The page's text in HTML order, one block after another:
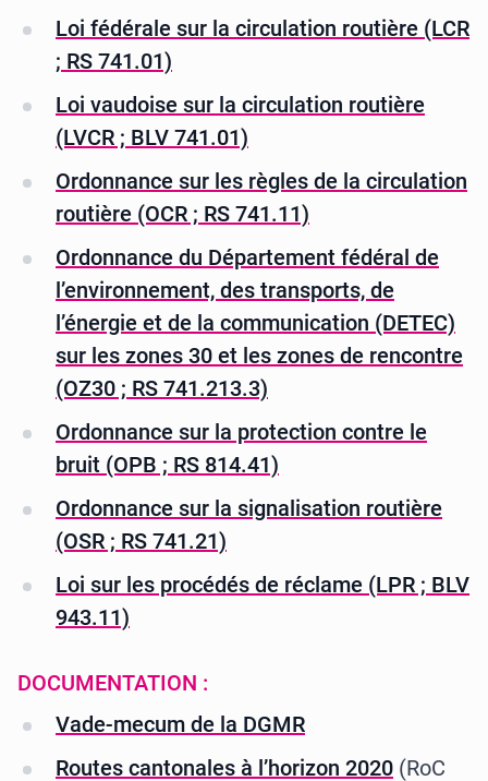
Loi fédérale sur la circulation routière (LCR
; RS 741.01)
Loi vaudoise sur la circulation routière
(LVCR ; BLV 741.01)
Ordonnance sur les règles de la circulation
routière (OCR ; RS 741.11)
Ordonnance du Département fédéral de
l’environnement, des transports, de
l’énergie et de la communication (DETEC)
sur les zones 30 et les zones de rencontre
(OZ30 ; RS 741.213.3)
Ordonnance sur la protection contre le
bruit (OPB ; RS 814.41)
Ordonnance sur la signalisation routière
(OSR ; RS 741.21)
Loi sur les procédés de réclame (LPR ; BLV
943.11)
DOCUMENTATION :
Vade-mecum de la DGMR
Routes cantonales à l’horizon 2020 (RoC